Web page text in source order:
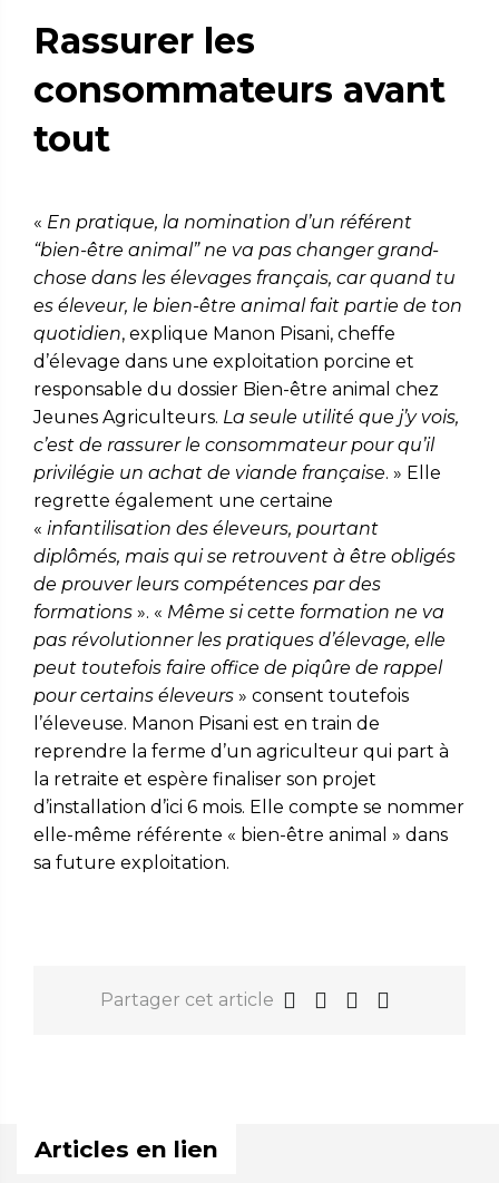
Rassurer les
consommateurs avant
tout
« En pratique, la nomination d’un référent
“bien-être animal” ne va pas changer grand-
chose dans les élevages français, car quand tu
es éleveur, le bien-être animal fait partie de ton
quotidien, explique Manon Pisani, cheffe
d’élevage dans une exploitation porcine et
responsable du dossier Bien-être animal chez
Jeunes Agriculteurs. La seule utilité que j’y vois,
c’est de rassurer le consommateur pour qu’il
privilégie un achat de viande française. » Elle
regrette également une certaine
« infantilisation des éleveurs, pourtant
diplômés, mais qui se retrouvent à être obligés
de prouver leurs compétences par des
formations ». « Même si cette formation ne va
pas révolutionner les pratiques d’élevage, elle
peut toutefois faire office de piqûre de rappel
pour certains éleveurs » consent toutefois
l’éleveuse. Manon Pisani est en train de
reprendre la ferme d’un agriculteur qui part à
la retraite et espère finaliser son projet
d’installation d’ici 6 mois. Elle compte se nommer
elle-même référente « bien-être animal » dans
sa future exploitation.
Partager cet article
Articles en lien